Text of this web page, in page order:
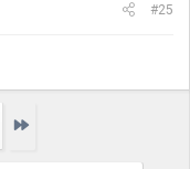
#25
Poslednja